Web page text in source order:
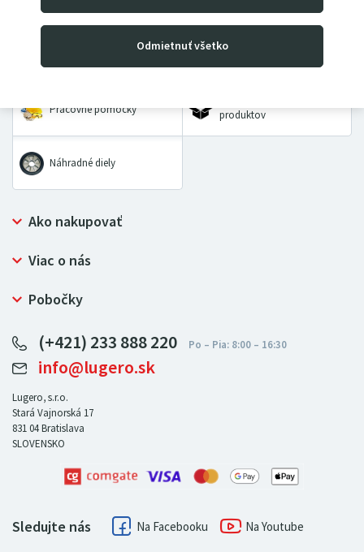
Odmietnuť všetko
Prepravné a dvojkolesové Priemyselné vážiace
Pracovné pomôcky produktov
Náhradné diely
Ako nakupovať
Prečo nakupovať u LUGERO
Ochrana osobných údajov
Viac o nás
Bezpečný nákup
Certifikát NATUR-PACK
Pre predajcov
Pobočky
LUGERO Nemecko
LUGERO Česká republika
LUGERO Maďarsko
LUGERO Rakousko
(+421) 233 888 220
info@lugero.sk
Lugero, s.r.o.
Stará Vajnorská 17
831 04Bratislava
SLOVENSKO
Sledujte nás Facebook Youtube